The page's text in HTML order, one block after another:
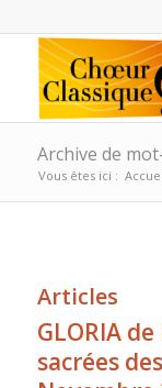
Archive de
Vous êtes ici :
Articles
GLORIA
sacrées